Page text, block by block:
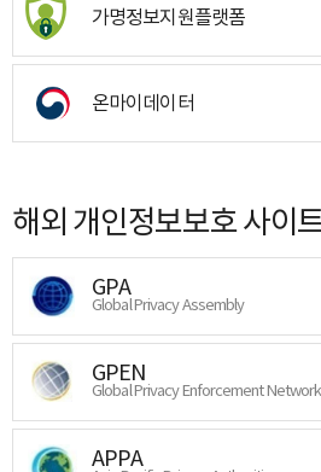
가명정보지원플랫폼
온마이데이터
해외 개인정보보호 사이
GPA
Global Privacy Assembly
GPEN
Global Privacy Enforcement Network
APPA